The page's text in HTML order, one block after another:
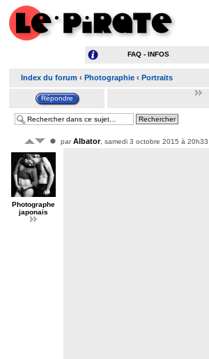
FAQ - INFOS
Index du forum ‹ Photographie ‹ Portraits
parAlbator, samedi 3 octobre 2015 à 20h33
Photographe
japonais